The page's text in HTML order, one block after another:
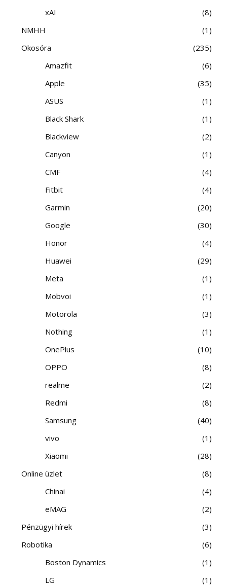
xAI
8
NMHH
1
Okosóra
235
Amazfit
6
Apple
35
ASUS
1
Black Shark
1
Blackview
2
Canyon
1
CMF
4
Fitbit
4
Garmin
20
Google
30
Honor
4
Huawei
29
Meta
1
Mobvoi
1
Motorola
3
Nothing
1
OnePlus
10
OPPO
8
realme
2
Redmi
8
Samsung
40
vivo
1
Xiaomi
28
Online üzlet
8
Chinai
4
eMAG
2
Pénzügyi hírek
3
Robotika
6
Boston Dynamics
1
LG
1